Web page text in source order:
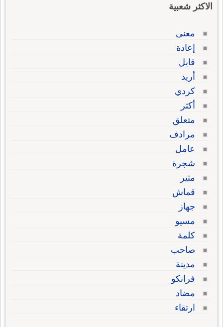
الاكثر شعبية
معنى
إعادة
قابل
أريد
كردي
أكثر
متعلق
مرادف
عامل
شجرة
مثير
قماش
جهاز
مسيو
كلمة
صاحب
مدينة
فرانكو
مضاد
ارتقاء